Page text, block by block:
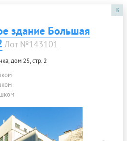
B
здание Большая
Лот №143101
дом 25, стр. 2